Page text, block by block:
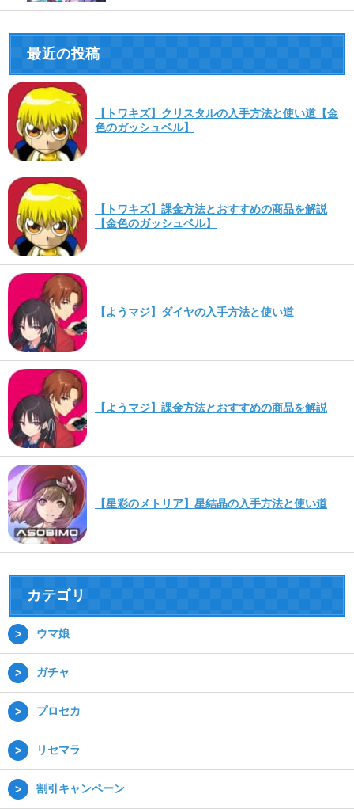
最近の投稿
【トワキズ】クリスタルの入手方法と使い道【金
色のガッシュベル】
【トワキズ】課金方法とおすすめの商品を解説
【金色のガッシュベル】
【ようマジ】ダイヤの入手方法と使い道
【ようマジ】課金方法とおすすめの商品を解説
【星彩のメトリア】星結晶の入手方法と使い道
カテゴリ
ウマ娘
ガチャ
プロセカ
リセマラ
割引キャンペーン